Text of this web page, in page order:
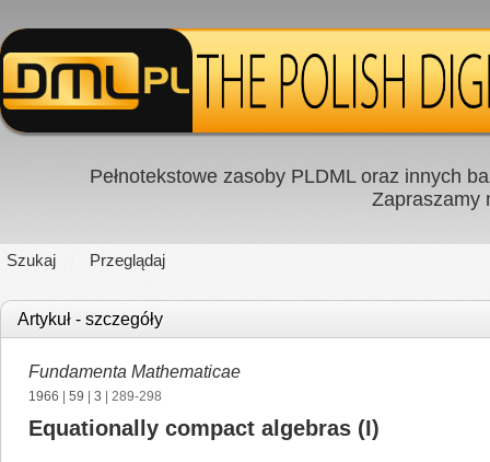
Pełnotekstowe zasoby PLDML oraz innych
Zapraszamy
Szukaj Przeglądaj
Artykuł - szczegóły
Fundamenta Mathematicae
1966 59 3 | 289-298
Equationally compact algebras (I)